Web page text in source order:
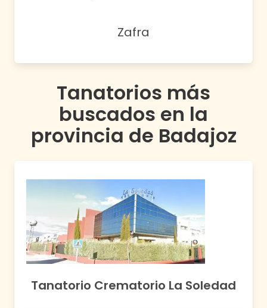
Zafra
Tanatorios más
buscados en la
provincia de Badajoz
Tanatorio Crematorio La Soledad